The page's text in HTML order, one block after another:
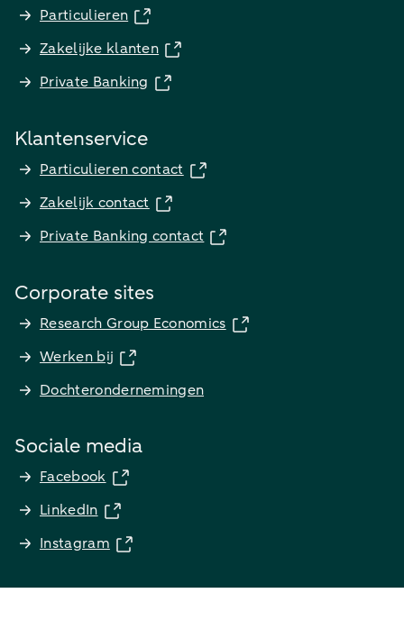
Particulieren
Zakelijke klanten
Private Banking
Klantenservice
Particulieren contact
Zakelijk contact
Private Banking contact
Corporate sites
Research Group Economics
Werken bij
Dochterondernemingen
Sociale media
Facebook
LinkedIn
Instagram